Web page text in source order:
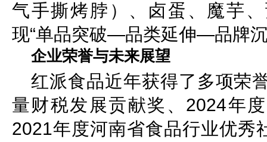
气手撕烤脖）、卤蛋、魔芋
现“单品突破—品类延伸—品牌
企业荣誉与未来展望
红派食品近年获得了多项荣
量财税发展贡献奖、2024年
2021年度河南省食品行业优秀